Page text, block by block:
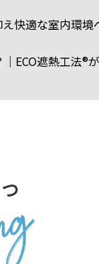
快適な室内環境
ECO遮熱工法®